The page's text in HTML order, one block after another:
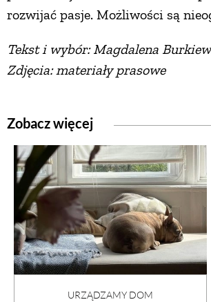
rozwijać pasje. Możliwości są
Tekst i wybór: Magdalena
Zdjęcia: materiały prasowe
Zobacz więcej
URZĄDZAMY DOM